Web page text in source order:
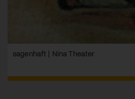
sagenhaft | Nina Theater